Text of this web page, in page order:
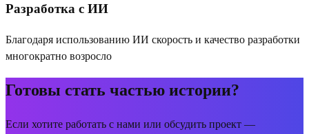
Разработка с ИИ
Благодаря использованию ИИ скорость и качество разработки
многократно возросло
Готовы стать частью истории?
Если хотите работать с нами или обсудить проект —